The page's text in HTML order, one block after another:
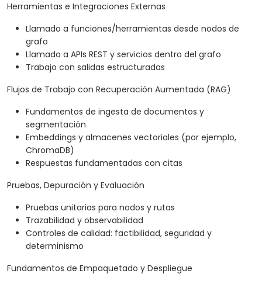
Herramientas e Integraciones Externas
Llamado a funciones/herramientas desde nodos de
grafo
Llamado a APIs REST y servicios dentro del grafo
Trabajo con salidas estructuradas
Flujos de Trabajo con Recuperación Aumentada (RAG)
Fundamentos de ingesta de documentos y
segmentación
Embeddings y almacenes vectoriales (por ejemplo,
ChromaDB)
Respuestas fundamentadas con citas
Pruebas, Depuración y Evaluación
Pruebas unitarias para nodos y rutas
Trazabilidad y observabilidad
Controles de calidad: factibilidad, seguridad y
determinismo
Fundamentos de Empaquetado y Despliegue